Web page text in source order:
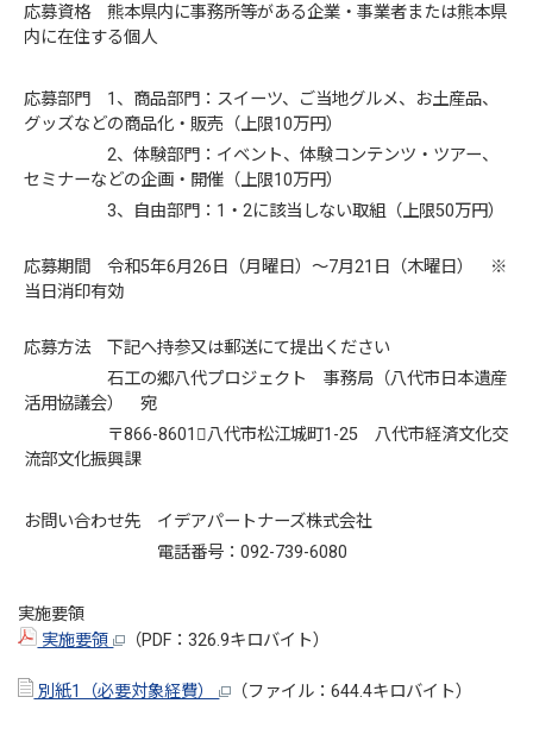
応募資格 熊本県内に事務所等がある企業・事業者または熊本県
内に在住する個人
応募部門 1、商品部門：スイーツ、ご当地グルメ、お土産品、
グッズなどの商品化・販売（上限10万円）
2、体験部門：イベント、体験コンテンツ・ツアー、
セミナーなどの企画・開催（上限10万円）
3、自由部門：1・2に該当しない取組（上限50万円）
応募期間 令和5年6月26日（月曜日）～7月21日（木曜日） ※
当日消印有効
応募方法 下記へ持参又は郵送にて提出ください
石工の郷八代プロジェクト 事務局（八代市日本遺産
活用協議会） 宛
〒866-8601八代市松江城町1-25 八代市経済文化交
流部文化振興課
お問い合わせ先 イデアパートナーズ株式会社
電話番号：092-739-6080
実施要領
実施要領
（PDF：326.9キロバイト）
別紙1（必要対象経費） （ファイル：644.4キロバイト）